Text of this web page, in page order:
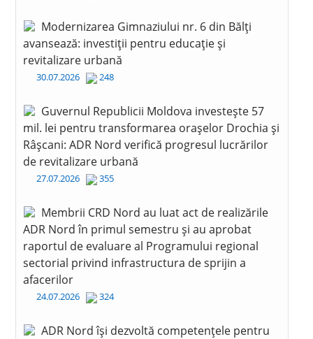
Modernizarea Gimnaziului nr. 6 din Bălți
avansează: investiții pentru educație și
revitalizare urbană
30.07.2026 248
Guvernul Republicii Moldova investește 57
mil. lei pentru transformarea orașelor Drochia și
Râșcani: ADR Nord verifică progresul lucrărilor
de revitalizare urbană
27.07.2026 355
Membrii CRD Nord au luat act de realizările
ADR Nord în primul semestru și au aprobat
raportul de evaluare al Programului regional
sectorial privind infrastructura de sprijin a
afacerilor
24.07.2026 324
ADR Nord își dezvoltă competențele pentru